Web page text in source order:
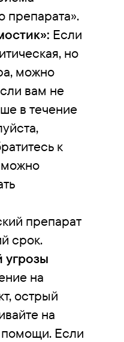
препарата».
Если
но
можно
вам не
в течение
к
можно
препарат
срок.
угрозы
на
острый
на
Если